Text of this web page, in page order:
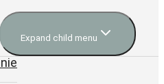
Expand child menu